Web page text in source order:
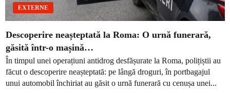
EXTERNE
Descoperire neașteptată la Roma: O urnă funerară,
găsită într-o mașină…
În timpul unei operațiuni antidrog desfășurate la Roma, polițiștii au
făcut o descoperire neașteptată: pe lângă droguri, în portbagajul
unui automobil închiriat au găsit o urnă funerară cu cenușa unei...